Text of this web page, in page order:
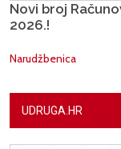
Novi broj
2026.!
Narudžbenica
UDRUGA.HR